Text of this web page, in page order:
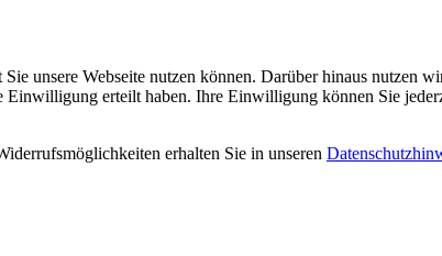
unsere Webseite nutzen können. Darüber hinaus nutzen
erteilt haben. Ihre Einwilligung können Sie
erhalten Sie in unseren